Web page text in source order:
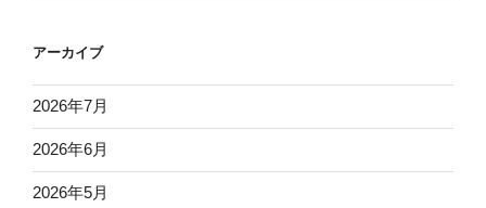
アーカイブ
2026年7月
2026年6月
2026年5月